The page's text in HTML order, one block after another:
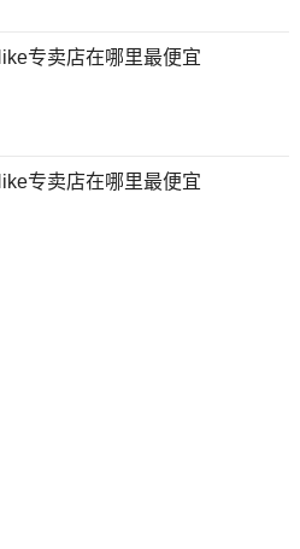
专卖店在哪里最便宜
专卖店在哪里最便宜